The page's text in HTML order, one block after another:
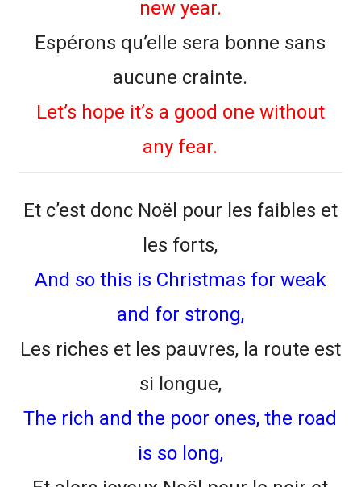
new year.
Espérons qu’elle sera bonne sans
aucune crainte.
Let’s hope it’s a good one without
any fear.
Et c’est donc Noël pour les faibles et
les forts,
And so this is Christmas for weak
and for strong,
Les riches et les pauvres, la route est
si longue,
The rich and the poor ones, the road
is so long,